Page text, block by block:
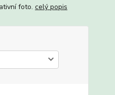
foto. celý popis